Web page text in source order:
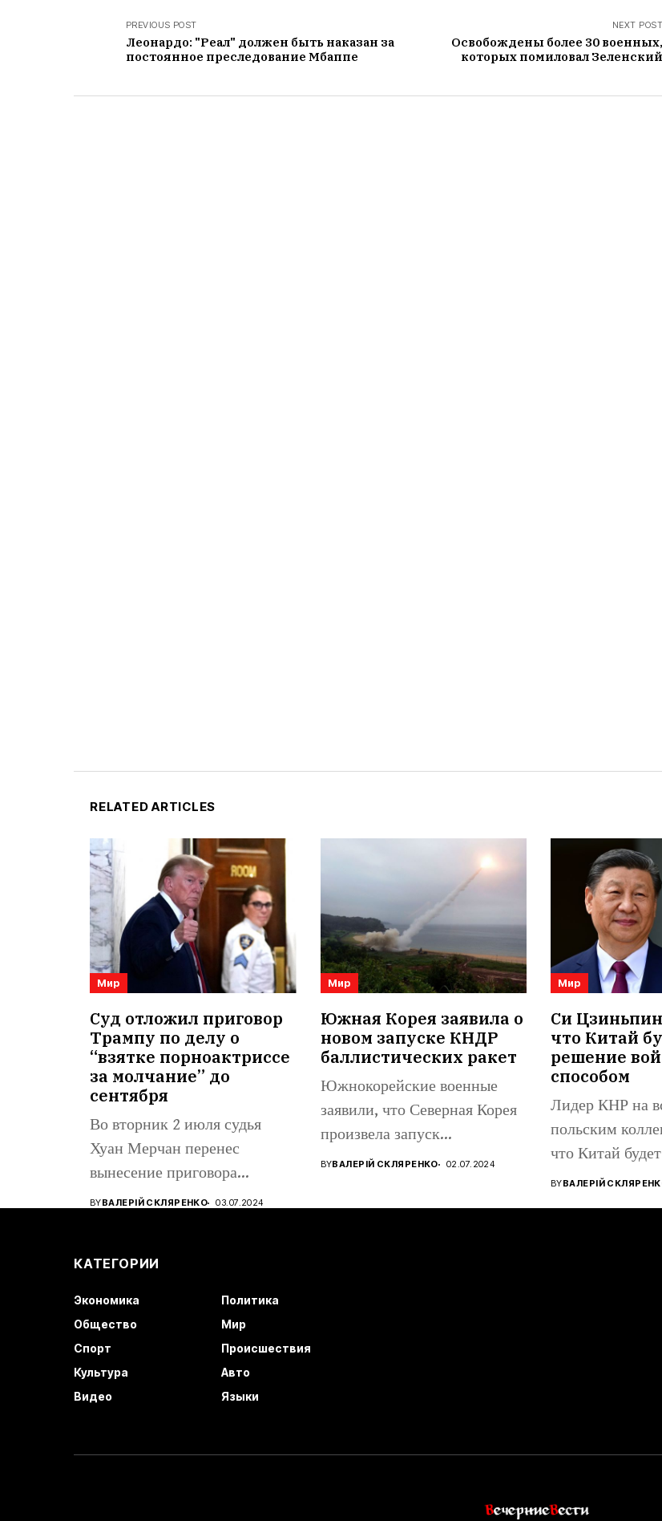
PREVIOUS POST
Леонардо: "Реал" должен быть наказан за
постоянное преследование Мбаппе
NEXT POST
Освобождены более 30 военных,
которых помиловал Зеленский
RELATED ARTICLES
Мир
Суд отложил приговор
Трампу по делу о
“взятке порноактриссе
за молчание” до
сентября
Во вторник 2 июля судья
Хуан Мерчан перенес
вынесение приговора
кандидату в...
BYВАЛЕРІЙ СКЛЯРЕНКО 03.07.2024
Мир
Южная Корея заявила о
новом запуске КНДР
баллистических ракет
Южнокорейские военные
заявили, что Северная Корея
произвела запуск
баллистической ракеты в
BYВАЛЕРІЙ СКЛЯРЕНКО 02.07.2024
Мир
Си
что Китай
решение
способом
Лидер КНР на
польским
что Китай
BYВАЛЕРІЙ
КАТЕГОРИИ
Экономика
Политика
Общество
Мир
Спорт
Происшествия
Культура
Авто
Видео
Языки